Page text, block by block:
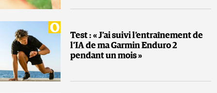
Test : « J’ai suivi l’entraînement de
l’IA de ma Garmin Enduro 2
pendant un mois »